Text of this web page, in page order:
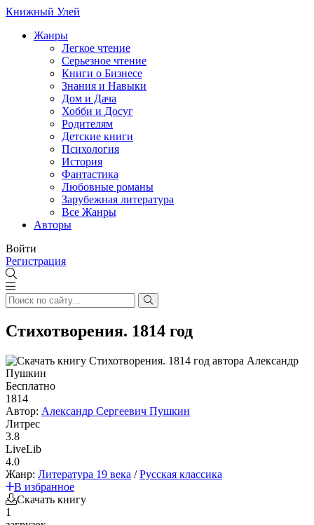
Книжный Улей
Жанры
Легкое чтение
Серьезное чтение
Книги о Бизнесе
Знания и Навыки
Дом и Дача
Хобби и Досуг
Родителям
Детские книги
Психология
История
Фантастика
Любовные романы
Зарубежная литература
Все Жанры
Авторы
Войти
Регистрация
Стихотворения. 1814 год
Бесплатно
1814
Автор: Александр Сергеевич Пушкин
Литрес
3.8
LiveLib
4.0
Жанр: Литература 19 века /Русская классика
В избранное
Скачать книгу
1